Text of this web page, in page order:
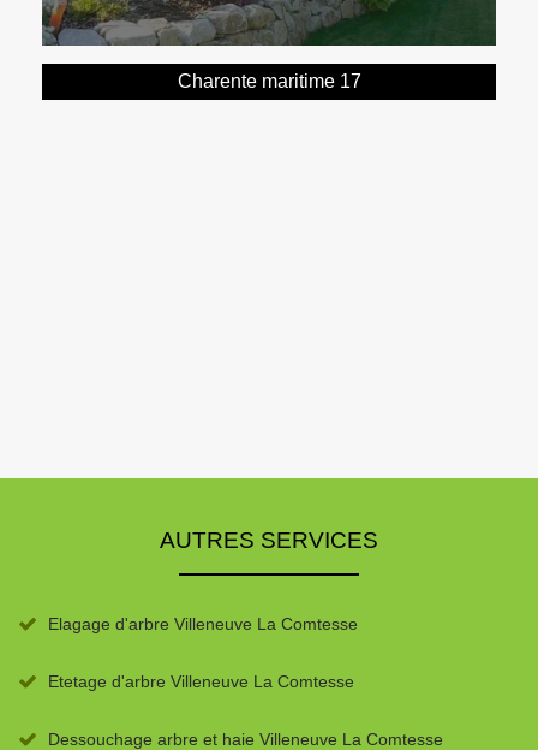
Charente maritime 17
AUTRES SERVICES
Elagage d'arbre Villeneuve La Comtesse
Etetage d'arbre Villeneuve La Comtesse
Dessouchage arbre et haie Villeneuve La Comtesse